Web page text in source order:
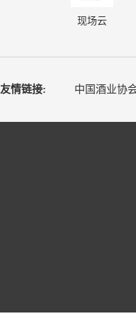
现场云
友情链接: 中国酒业协